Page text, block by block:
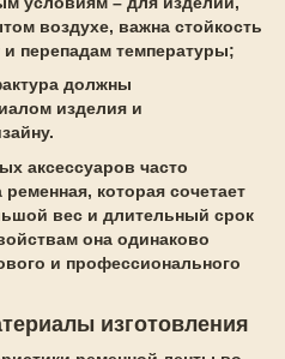
воздухе, важна стойкость
и перепадам температуры;
должны
изделия и
аксессуаров часто
которая сочетает
вес и длительный срок
она одинаково
и профессионального
изготовления